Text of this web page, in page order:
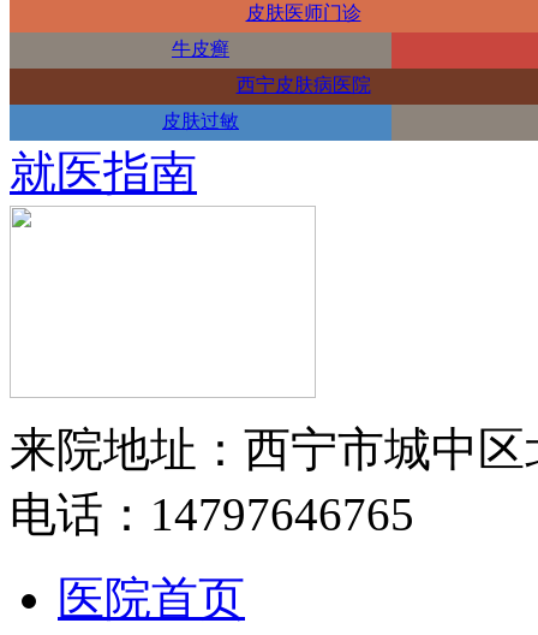
皮肤医师门诊
牛皮癣
西宁皮肤病医院
皮肤过敏
就医指南
来院地址：西宁市城中区
电话：14797646765
医院首页